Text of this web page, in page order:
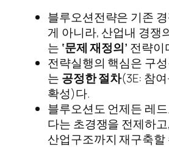
블루오션전략은 기존 경
게 아니라, 산업내 경쟁
는 ‘문제 재정의’ 전략이
전략실행의 핵심은 구
는 공정한 절차(3E: 참여
확성)다.
블루오션도 언제든 레
다는 초경쟁을 전제하고
산업구조까지 재구축할